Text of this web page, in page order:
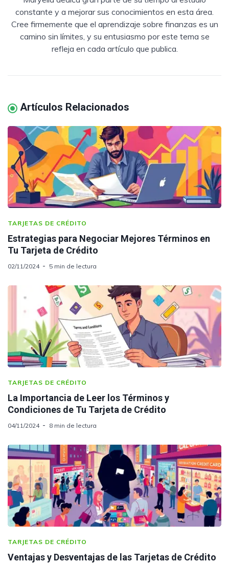
constante y a mejorar sus conocimientos en esta área.
Cree firmemente que el aprendizaje sobre finanzas es un
camino sin límites, y su entusiasmo por este tema se
refleja en cada artículo que publica.
Artículos Relacionados
TARJETAS DE CRÉDITO
Estrategias para Negociar Mejores Términos en
Tu Tarjeta de Crédito
02/11/2024 5 min de lectura
TARJETAS DE CRÉDITO
La Importancia de Leer los Términos y
Condiciones de Tu Tarjeta de Crédito
04/11/2024 8 min de lectura
TARJETAS DE CRÉDITO
Ventajas y Desventajas de las Tarjetas de Crédito